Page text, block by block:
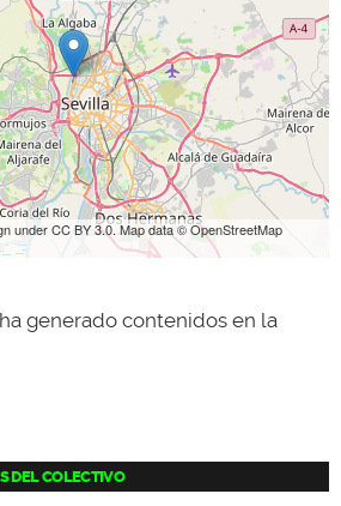
underCC BY 3.0. Map data ©OpenStreetMap
generado contenidos en la
DEL COLECTIVO